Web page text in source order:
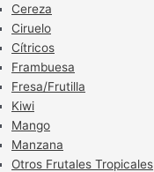
Cereza
Ciruelo
Cítricos
Frambuesa
Fresa/Frutilla
Kiwi
Mango
Manzana
Otros Frutales Tropicales